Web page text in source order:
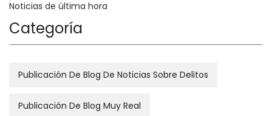
Noticias de última hora
Categoría
Publicación De Blog De Noticias Sobre Delitos
Publicación De Blog Muy Real